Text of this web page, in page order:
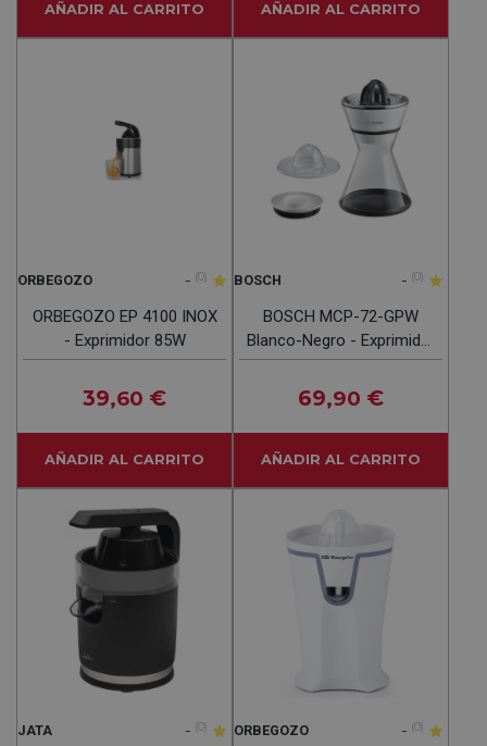
AÑADIR AL CARRITO AÑADIR AL CARRITO
ORBEGOZO - (0)
ORBEGOZO EP 4100 INOX
- Exprimidor 85W
39,60 €
AÑADIR AL CARRITO
BOSCH - (0)
BOSCH MCP-72-GPW
Blanco-Negro - Exprimidor
40W
69,90 €
AÑADIR AL CARRITO
JATA - (0) ORBEGOZO - (0)